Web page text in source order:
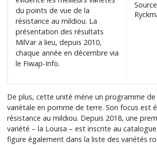
du points de vue de la
résistance au mildiou. La
présentation des résultats
MilVar a lieu, depuis 2010,
chaque année en décembre via
le Fiwap-Info.
De plus, cette unité mène un programme
variétale en pomme de terre. Son focus est
résistance au mildiou. Depuis 2018, une
variété – la Louisa – est inscrite au
figure également dans la liste des variétés